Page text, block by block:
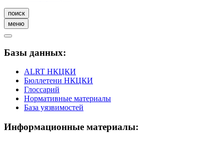
поиск
меню
Базы данных:
ALRT НКЦКИ
Бюллетени НКЦКИ
Глоссарий
Нормативные материалы
База уязвимостей
Информационные материалы: